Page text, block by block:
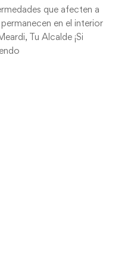
que afecten a
en el interior
Tu Alcalde ¡Si